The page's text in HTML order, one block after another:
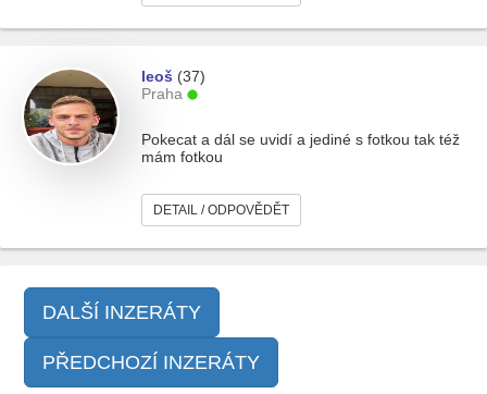
leoš (37)
Praha
Pokecat a dál se uvidí a jediné s fotkou tak též
mám fotkou
DETAIL / ODPOVĚDĚT
DALŠÍ INZERÁTY
PŘEDCHOZÍ INZERÁTY